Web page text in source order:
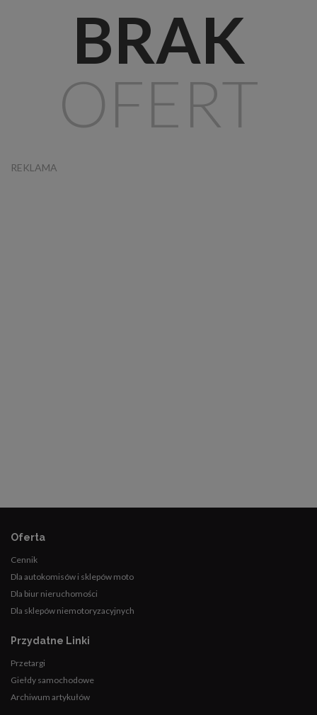
BRAK
OFERT
REKLAMA
Oferta
Cennik
Dla autokomisów i sklepów moto
Dla biur nieruchomości
Dla sklepów niemotoryzacyjnych
Przydatne Linki
Przetargi
Giełdy samochodowe
Archiwum artykułów